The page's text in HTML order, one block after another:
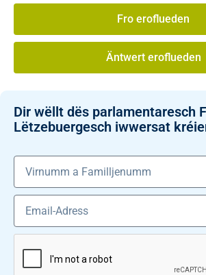
Fro eroflueden
Äntwert eroflueden
Dir wëllt dës parlamentaresch
Lëtzebuergesch iwwersat